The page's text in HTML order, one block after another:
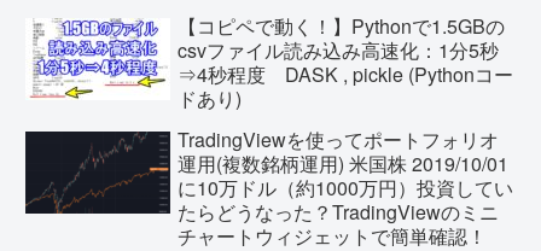
【コピペで動く！】Pythonで1.5GBの
csvファイル読み込み高速化：1分5秒
⇒4秒程度 DASK , pickle (Pythonコー
ドあり)
TradingViewを使ってポートフォリオ
運用(複数銘柄運用) 米国株 2019/10/01
に10万ドル（約1000万円）投資してい
たらどうなった？TradingViewのミニ
チャートウィジェットで簡単確認！